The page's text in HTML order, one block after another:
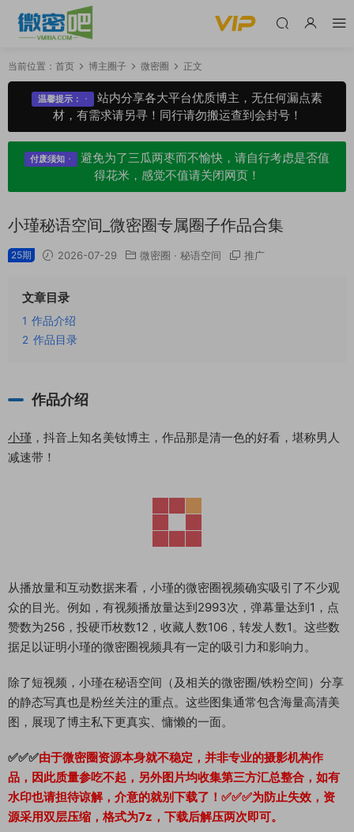
当前位置： 首页 博主圈子 微密圈 正文
温馨提示：
站内分享各大平台优质博主，无任何漏点素
材，有需求请另寻！同行请勿搬运查到会封号！
付废须知
避免为了三瓜两枣而不愉快，请自行考虑是否值
得花米，感觉不值请关闭网页！
小瑾秘语空间_微密圈专属圈子作品合集
25期 2026-07-29 微密圈 · 秘语空间 推广
文章目录
1 作品介绍
2 作品目录
作品介绍
小瑾 ，抖音上知名美钕博主，作品那是清一色的好看，堪称男人
减速带！
从播放量和互动数据来看，小瑾的微密圈视频确实吸引了不少观
众的目光。例如，有视频播放量达到2993次，弹幕量达到1，点
赞数为256，投硬币枚数12，收藏人数106，转发人数1。这些数
据足以证明小瑾的微密圈视频具有一定的吸引力和影响力。
除了短视频，小瑾在秘语空间（及相关的微密圈/铁粉空间）分享
的静态写真也是粉丝关注的重点。这些图集通常包含海量高清美
图，展现了博主私下更真实、慵懒的一面。
✅✅✅由于微密圈资源本身就不稳定，并非专业的摄影机构作
品，因此质量参吃不起，另外图片均收集第三方汇总整合，如有
水印也请担待谅解，介意的就别下载了！✅✅✅为防止失效，资
源采用双层压缩，格式为7z，下载后解压两次即可。